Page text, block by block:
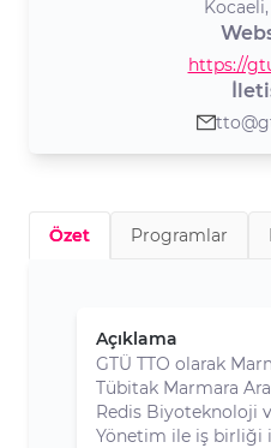
https://
desteklemek, onlara
genç girişimcilerin
dönüştürmelerine
alanında sıradışı
teşvik
Özet Programlar
Açıklama
GTÜ TTO olarak
Tübitak Marmara
Redis Biyoteknoloji
Yönetim ile iş birliği